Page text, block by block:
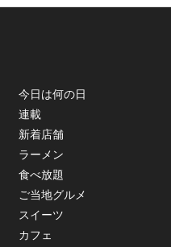
今日は何の日
連載
新着店舗
ラーメン
食べ放題
ご当地グルメ
スイーツ
カフェ